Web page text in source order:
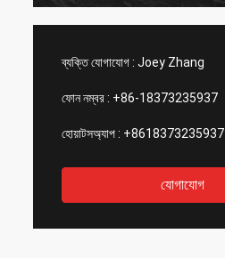
ব্যক্তি যোগাযোগ : Joey Zhang
ফোন নম্বর : +86-18373235937
হোয়াটসঅ্যাপ : +8618373235937
যোগাযোগ